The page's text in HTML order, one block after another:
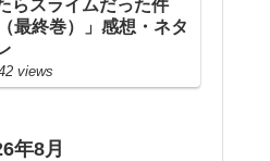
らスライムだった件
最終巻）」感想・ネタ
views
年8月